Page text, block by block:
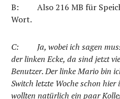
B:
Also 216 MB für
Wort.
C:
Ja, wobei ich sagen
der linken Ecke, da sind jetzt
Benutzer. Der linke Mario bin
Switch letzte Woche schon
wollten natürlich ein paar